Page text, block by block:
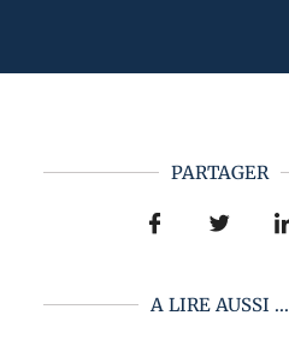
PARTAGER
A LIRE AUSSI ...